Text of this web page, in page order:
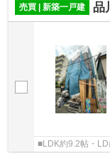
売買 | 新築一戸建 品
■LDK約9.2帖・